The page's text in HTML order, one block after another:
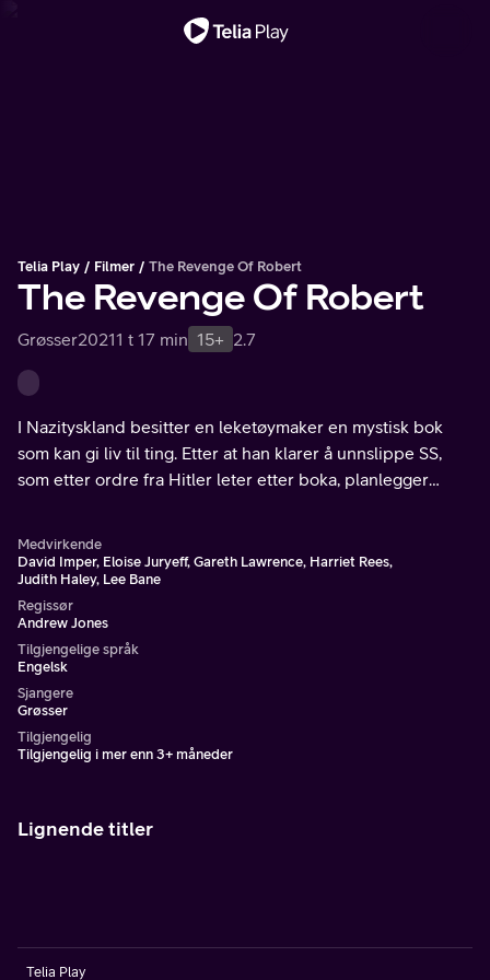
Telia Play Filmer The Revenge Of Robert
The Revenge Of Robert
Grøsser20211 t 17 min 15+ 2.7
I Nazityskland besitter en leketøymaker en mystisk bok
som kan gi liv til ting. Etter at han klarer å unnslippe SS,
som etter ordre fra Hitler leter etter boka, planlegger
Medvirkende
David Imper, Eloise Juryeff, Gareth Lawrence, Harriet Rees,
Judith Haley, Lee Bane
Regissør
Andrew Jones
Tilgjengelige språk
Engelsk
Sjangere
Grøsser
Tilgjengelig
Tilgjengelig i mer enn 3+ måneder
Lignende titler
Telia Play